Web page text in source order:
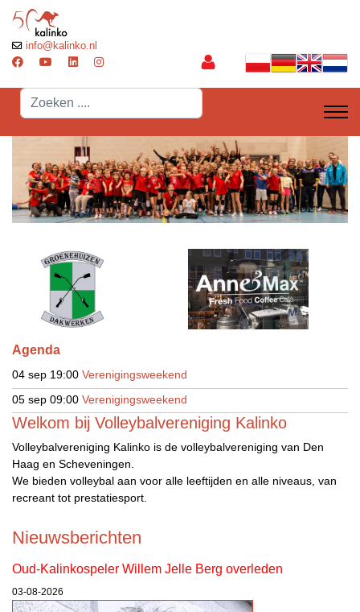
info@kalinko.nl
Search
...
Agenda
04 sep 19:00 Verenigingsweekend
05 sep 09:00 Verenigingsweekend
Welkom bij Volleybalvereniging Kalinko
Volleybalvereniging Kalinko is de volleybalvereniging van Den
Haag en Scheveningen.
We bieden volleybal aan voor alle leeftijden en alle niveaus, van
recreant tot prestatiesport.
Nieuwsberichten
Oud-Kalinkospeler Willem Jelle Berg overleden
03-08-2026